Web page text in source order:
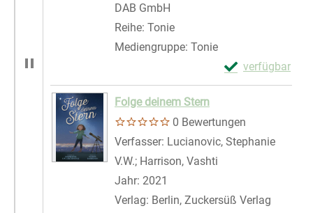
DAB GmbH
Reihe: Tonie
Mediengruppe: Tonie
verfügbar
Exemplar-
Zum Download
Folge deinem Stern
0 Bewertungen
Verfasser: Lucianovic, Stephanie
V.W.; Harrison, Vashti
Jahr: 2021
Verlag: Berlin, Zuckersüß Verlag